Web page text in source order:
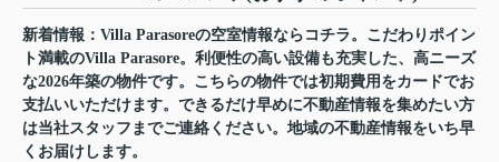
新着情報：Villa Parasoreの空室情報ならコチラ。こだわりポイン
ト満載のVilla Parasore。利便性の高い設備も充実した、高ニーズ
な2026年築の物件です。こちらの物件では初期費用をカードでお
支払いいただけます。できるだけ早めに不動産情報を集めたい方
は当社スタッフまでご連絡ください。地域の不動産情報をいち早
くお届けします。